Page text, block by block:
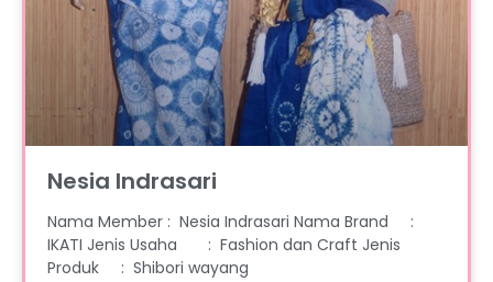
Nesia Indrasari
Nama Member : Nesia Indrasari Nama Brand :
IKATI Jenis Usaha : Fashion dan Craft Jenis
Produk : Shibori wayang